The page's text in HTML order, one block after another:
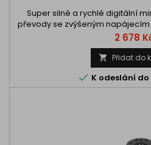
Super silné a rychlé digitální
převody se zvýšeným napájecím
ideální pro rychlé RC větroně a
Tah 11,8kg.cm,
Cena
2 678
 Přidat do
 K odeslání